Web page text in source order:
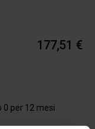
177,51 €
per 12 mesi